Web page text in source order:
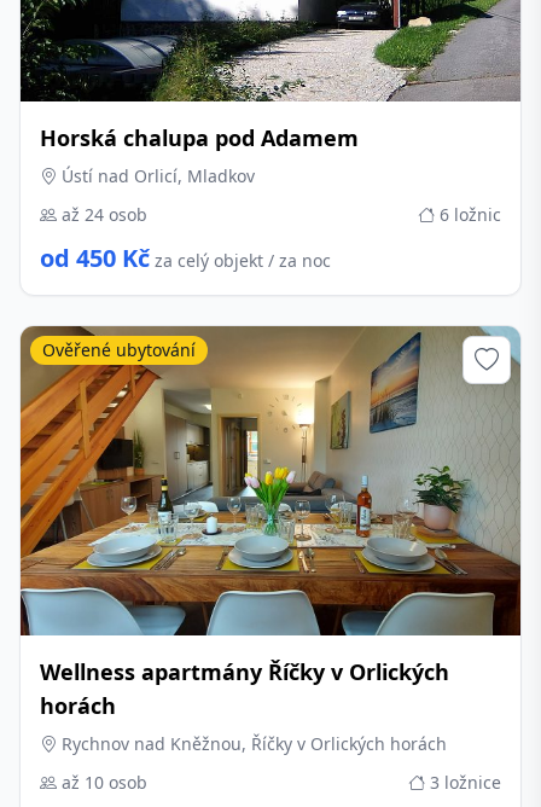
Horská chalupa pod Adamem
Ústí nad Orlicí, Mladkov
až 24 osob
6 ložnic
od 450 Kč za celý objekt / za noc
Wellness apartmány Říčky v Orlických
horách
Rychnov nad Kněžnou, Říčky v Orlických horách
až 10 osob
3 ložnice
Ověřené ubytování